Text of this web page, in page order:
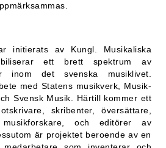
initierats av Kungl. Musikaliska
ett brett spektrum av
inom det svenska musiklivet.
med Statens musikverk, Musik-
Svensk Musik. Härtill kommer ett
skribenter, översättare,
musikforskare, och editörer av
är projektet beroende av en